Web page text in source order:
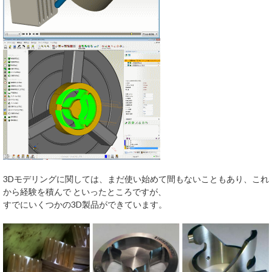
3Dモデリングに関しては、まだ使い始めて間もないこともあり、これ
から経験を積んで といったところですが、
すでにいくつかの3D製品ができています。